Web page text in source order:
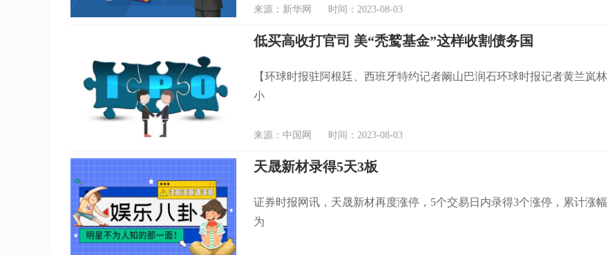
来源：新华网 时间：2023-08-03
低买高收打官司 美“秃鹫基金”这样收割债务国
【环球时报驻阿根廷、西班牙特约记者阚山巴润石环球时报记者黄兰岚林
小
来源：中国网 时间：2023-08-03
天晟新材录得5天3板
证券时报网讯，天晟新材再度涨停，5个交易日内录得3个涨停，累计涨幅
为